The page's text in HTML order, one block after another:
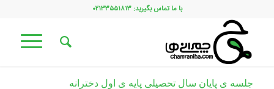
با ما تماس بگیرید: ۰۲۱۳۳۵۵۱۸۱۳
جلسه ی پایان سال تحصیلی پایه ی اول دخترانه